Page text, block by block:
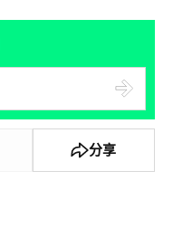
分享